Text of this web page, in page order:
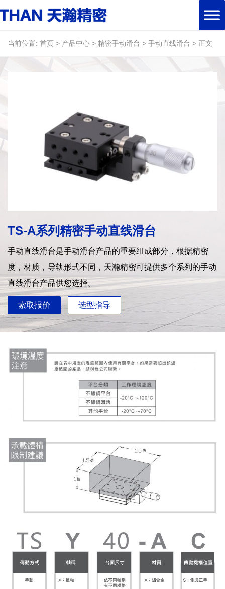
当前位置: 首页 > 产品中心 > 精密手动滑台 > 手动直线滑台 > 正文
TS-A系列精密手动直线滑台
手动直线滑台是手动滑台产品的重要组成部分，根据精密
度，材质，导轨形式不同，天瀚精密可提供多个系列的手动
直线滑台产品供您选择。
索取报价 选型指导